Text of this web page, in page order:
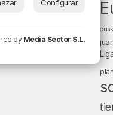
Configurar
by Media Sector S.L.